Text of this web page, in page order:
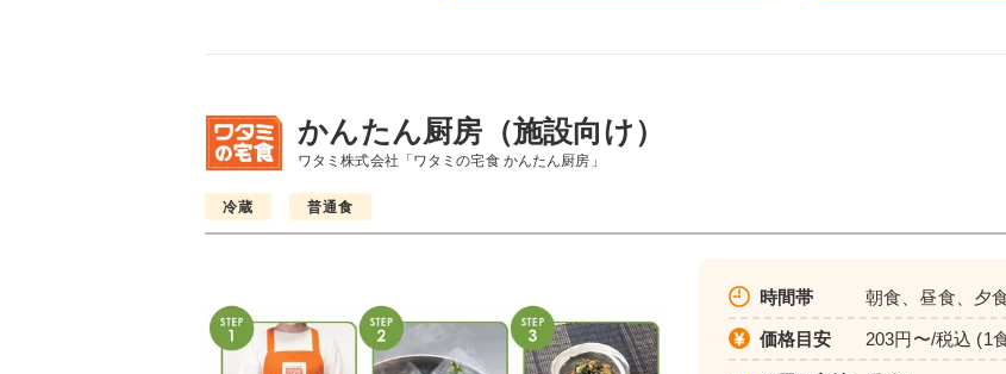
かんたん厨房（施設向け）
ワタミ株式会社「ワタミの宅食 かんたん厨房」
冷蔵 普通食
時間帯 朝食、昼食、夕
価格目安 203円〜/税込 (1